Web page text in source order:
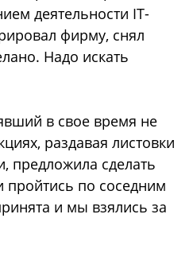
деятельности IT-
фирму, снял
Надо искать
в свое время не
раздавая листовки
предложила сделать
пройтись по соседним
и мы взялись за